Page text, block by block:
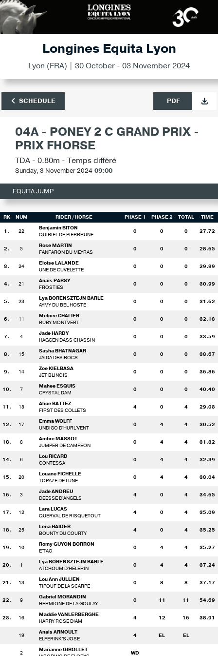
Longines Equita Lyon
Lyon (FRA) | 30 October - 03 November 2024
SCHEDULE PDF
04A - PONEY 2 C GRAND PRIX -
PRIX FHORSE
TDA - 0.80m - Temps différé
Sunday, 3 November 2024 09:00
EQUITA JUMP
RK NUM RIDER/ HORSE PHASE 1 PHASE 2 TOTAL TIME
1. 22
Benjamin BITON
QUIRIEL DE PIERBRUNE
0 0 0 27.72
2. 5
Rose MARTIN
FANFARON DU MEYRAS
0 0 0 28.65
3. 24
Eloise LALANDE
UNE DE CUVELETTE
0 0 0 29.99
4. 21
Anais PARSY
FROSTIES
0 0 0 30.99
5. 23
Lya BORENSZTEJN BARLE
AYMY DU BEL HOSTE
0 0 0 31.62
6. 11
Meloee CHALIER
RUBY MONTVERT
0 0 0 32.13
7. 4
Jade HARDY
HAGGEN DASS CHASSIN
0 0 0 33.59
8. 15
Sasha BHATNAGAR
JAIDA DES ROCS
0 0 0 33.67
9. 14
Zoe KIELBASA
JET BLINOIS
0 0 0 36.86
10. 7
Mahee ESQUIS
CRYSTAL DAM
0 0 0 40.40
11. 18
Alice BATTEZ
FIRST DES COLLETS
4 0 4 29.03
12. 17
Emma WOLFF
UNDIGO D'HURL'VENT
0 4 4 30.52
13. 8
Ambre MASSOT
JUMPER DE CAMPEON
0 4 4 31.82
14. 6
Lou RICARD
CONTESSA
0 4 4 32.39
15. 20
Louane FICHELLE
TOPAZE DE LUNE
0 4 4 33.04
16. 3
Jade ANDREU
DEESSE D'ANGELS
4 0 4 34.65
17. 12
Lara LUCAS
QUERVAL DE RISQUETOUT
4 0 4 35.09
18. 25
Lena HAIDER
BOUNTY DU COURTY
4 0 4 35.25
19. 10
Romy GUYON BORRON
E'TAO
0 4 4 35.27
20. 1
Lya BORENSZTEJN BARLE
ATCHOUM D'HELERIN
0 4 4 37.24
21. 13
Lou Ann JULLIEN
TIPOUF DE LA SCARPE
0 8 8 37.17
22. 9
Gabriel MORANDIN
HERMIONE DE LA GOULAY
0 11 11 54.69
23. 16
Maddie VANLERBERGHE
HARRY ROSE DIAM
4 12 16 38.91
19
Anais ARNOULT
ELFERINK'S JOSE
4 EL EL
2
Marianne GIROLLET
WD